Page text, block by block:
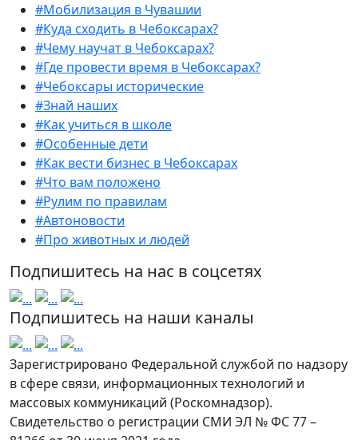
#Мобилизация в Чувашии
#Куда сходить в Чебоксарах?
#Чему научат в Чебоксарах?
#Где провести время в Чебоксарах?
#Чебоксары исторические
#Знай наших
#Как учиться в школе
#Особенные дети
#Как вести бизнес в Чебоксарах
#Что вам положено
#Рулим по правилам
#Автоновости
#Про животных и людей
Подпишитесь на нас в соцсетях
Подпишитесь на наши каналы
Зарегистрировано Федеральной службой по надзору
в сфере связи, информационных технологий и
массовых коммуникаций (Роскомнадзор).
Свидетельство о регистрации СМИ ЭЛ № ФС 77 –